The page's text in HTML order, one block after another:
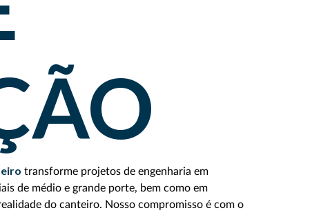
transforme projetos de engenharia em
de médio e grande porte, bem como em
do canteiro. Nosso compromisso é com o